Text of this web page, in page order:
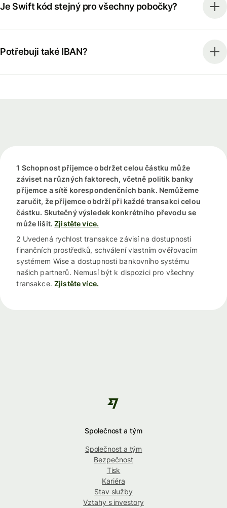
Je Swift kód stejný pro všechny pobočky?
Potřebuji také IBAN?
1 Schopnost příjemce obdržet celou částku může
záviset na různých faktorech, včetně politik banky
příjemce a sítě korespondenčních bank. Nemůžeme
zaručit, že příjemce obdrží při každé transakci celou
částku. Skutečný výsledek konkrétního převodu se
může lišit. Zjistěte více.
2 Uvedená rychlost transakce závisí na dostupnosti
finančních prostředků, schválení vlastním ověřovacím
systémem Wise a dostupnosti bankovního systému
našich partnerů. Nemusí být k dispozici pro všechny
transakce. Zjistěte více.
Společnost a tým
Společnost a tým
Bezpečnost
Tisk
Kariéra
Stav služby
Vztahy s investory